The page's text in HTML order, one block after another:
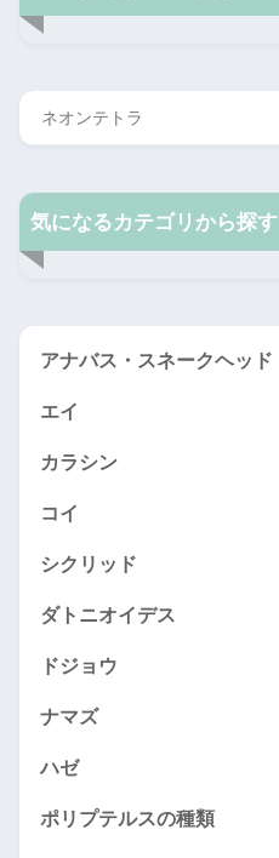
気になるカテゴリから探す
アナバス・スネークヘッド
エイ
カラシン
コイ
シクリッド
ダトニオイデス
ドジョウ
ナマズ
ハゼ
ポリプテルスの種類